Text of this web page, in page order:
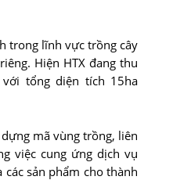
trong lĩnh vực trồng cây
Hiện HTX đang thu
tổng diện tích 15ha
mã vùng trồng, liên
việc cung ứng dịch vụ
sản phẩm cho thành